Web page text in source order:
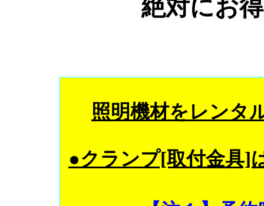
絶対にお
照明機材をレンタ
●クランプ[取付金具]